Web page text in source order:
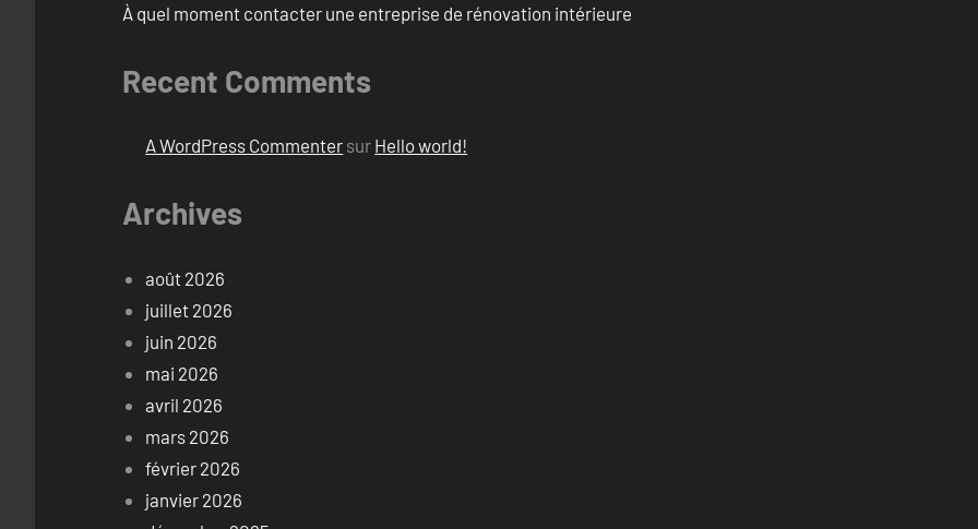
À quel moment contacter une entreprise de rénovation intérieure
Recent Comments
A WordPress Commenter sur Hello world!
Archives
août 2026
juillet 2026
juin 2026
mai 2026
avril 2026
mars 2026
février 2026
janvier 2026